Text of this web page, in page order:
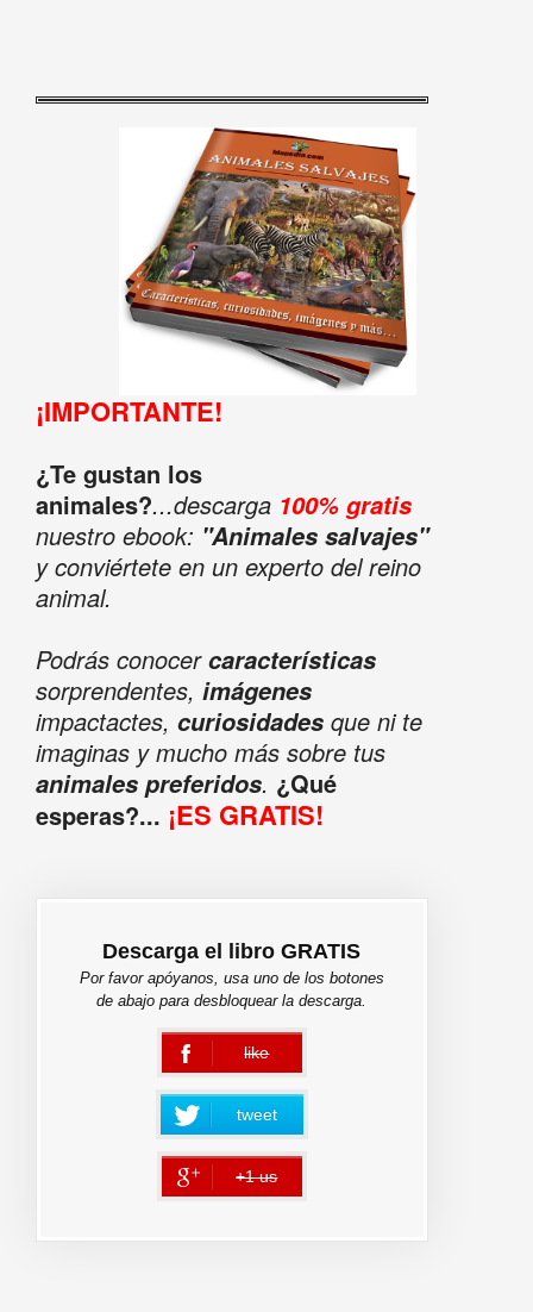
¡IMPORTANTE!
¿Te gustan los
animales?...descarga 100% gratis
nuestro ebook: "Animales salvajes"
y conviértete en un experto del reino
animal.
Podrás conocercaracterísticas
sorprendentes, imágenes
impactactes, curiosidadesque ni te
imaginas y mucho más sobre tus
animales preferidos. ¿Qué
esperas?... ¡ES GRATIS!
Descarga el libro GRATIS
Por favor apóyanos, usa uno de los botones
de abajo para desbloquear la descarga.
like
error
tweet
+1 us
error